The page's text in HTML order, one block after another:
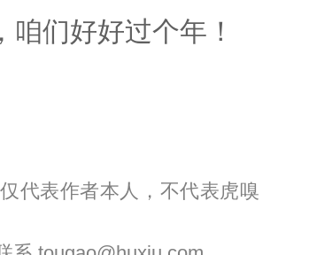
们好好过个年！
代表作者本人，不代表虎嗅